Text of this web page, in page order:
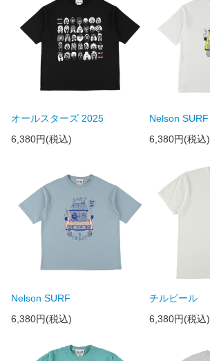
オールスターズ 2025
6,380円(税込)
Nelson SURF
6,380円(税込)
Nelson SURF
6,380円(税込)
チルビール
6,380円(税込)